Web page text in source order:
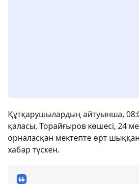
Құтқарушылардың айтуынша,
қаласы, Торайғыров көшесі, 24
орналасқан мектепте өрт
хабар түскен.